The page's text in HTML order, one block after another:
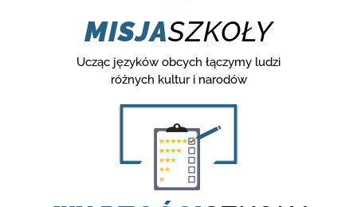
MISJASZKOŁY
Ucząc języków obcych łączymy ludzi
różnych kultur i narodów